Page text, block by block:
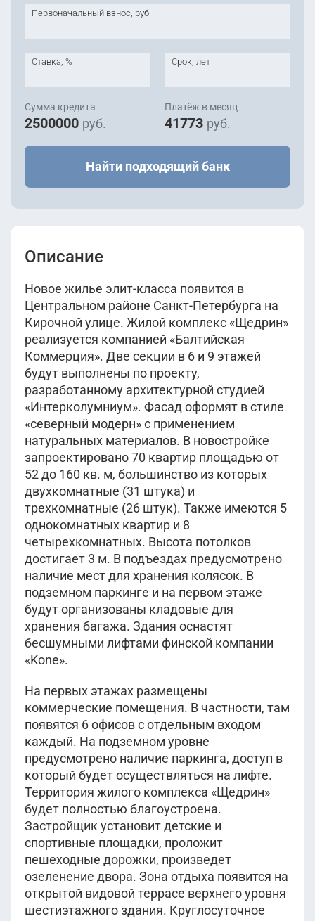
Первоначальный взнос, руб.
Ставка, % Срок, лет
Сумма кредита
2500000 руб.
Платёж в месяц
41773 руб.
Найти подходящий банк
Описание
Новое жилье элит-класса появится в
Центральном районе Санкт-Петербурга на
Кирочной улице. Жилой комплекс «Щедрин»
реализуется компанией «Балтийская
Коммерция». Две секции в 6 и 9 этажей
будут выполнены по проекту,
разработанному архитектурной студией
«Интерколумниум». Фасад оформят в стиле
«северный модерн» с применением
натуральных материалов. В новостройке
запроектировано 70 квартир площадью от
52 до 160 кв. м, большинство из которых
двухкомнатные (31 штука) и
трехкомнатные (26 штук). Также имеются 5
однокомнатных квартир и 8
четырехкомнатных. Высота потолков
достигает 3 м. В подъездах предусмотрено
наличие мест для хранения колясок. В
подземном паркинге и на первом этаже
будут организованы кладовые для
хранения багажа. Здания оснастят
бесшумными лифтами финской компании
«Kone».
На первых этажах размещены
коммерческие помещения. В частности, там
появятся 6 офисов с отдельным входом
каждый. На подземном уровне
предусмотрено наличие паркинга, доступ в
который будет осуществляться на лифте.
Территория жилого комплекса «Щедрин»
будет полностью благоустроена.
Застройщик установит детские и
спортивные площадки, проложит
пешеходные дорожки, произведет
озеленение двора. Зона отдыха появится на
открытой видовой террасе верхнего уровня
шестиэтажного здания. Круглосуточное